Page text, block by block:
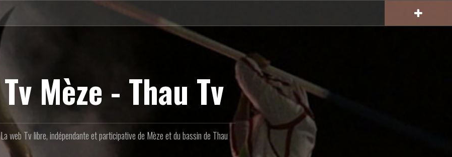
Tv Mèze - Thau Tv
La web Tv libre, indépendante et participative de Mèze et du bassin de Thau